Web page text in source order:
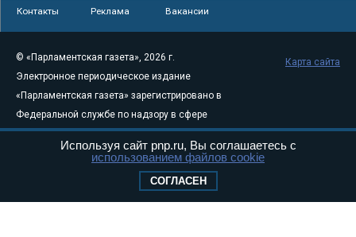
Контакты Реклама Вакансии
© «Парламентская газета», 2026 г.
Электронное периодическое издание
«Парламентская газета» зарегистрировано в
Федеральной службе по надзору в сфере
связи, информационных технологий и
массовых коммуникаций (Роскомнадзор) 05
Свидетельство о регистрации Эл № ФС77-
Карта сайта
Используя сайт pnp.ru, Вы соглашаетесь с
использованием файлов cookie
СОГЛАСЕН